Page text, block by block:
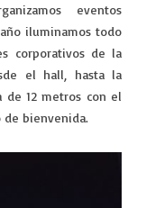
eventos
iluminamos todo
corporativos de la
el hall, hasta la
de 12 metros con el
de bienvenida.